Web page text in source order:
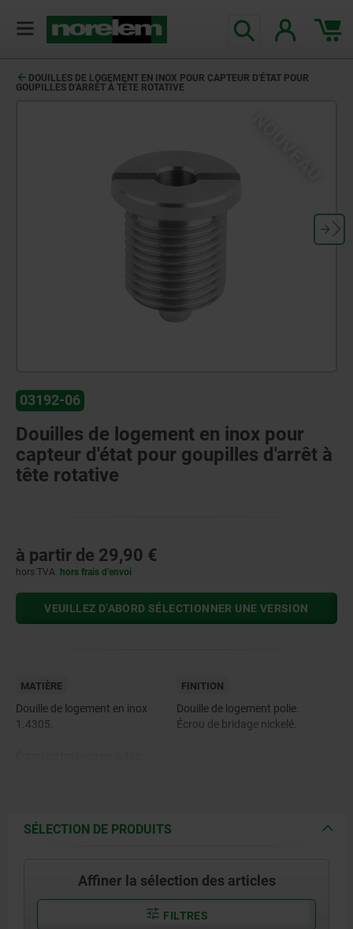
DOUILLES DE LOGEMENT EN INOX POUR CAPTEUR D'ÉTAT POUR
GOUPILLES D'ARRÊT À TÊTE ROTATIVE
03192-06
Douilles de logement en inox pour
capteur d'état pour goupilles d'arrêt à
tête rotative
à partir de 29,90 €
hors TVA hors frais d’envoi
VEUILLEZ D’ABORD SÉLECTIONNER UNE VERSION
MATIÈRE
Douille de logement en inox
1.4305.
FINITION
Douille de logement polie.
Écrou de bridage nickelé.
SÉLECTION DE PRODUITS
Affiner la sélection des articles
FILTRES